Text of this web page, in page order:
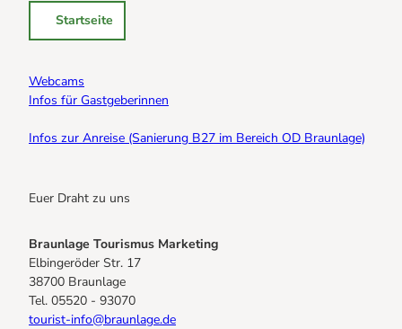
Startseite
Webcams
Infos für Gastgeberinnen
Infos zur Anreise (Sanierung B27 im Bereich OD Braunlage)
Euer Draht zu uns
Braunlage Tourismus Marketing
Elbingeröder Str. 17
38700 Braunlage
Tel. 05520 - 93070
tourist-info@braunlage.de